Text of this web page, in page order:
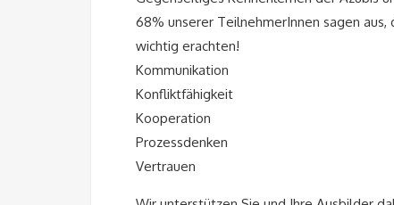
68% unserer TeilnehmerInnen sagen
wichtig erachten!
Kommunikation
Konfliktfähigkeit
Kooperation
Prozessdenken
Vertrauen